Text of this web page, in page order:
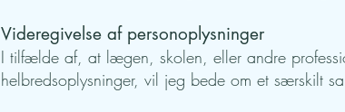
Videregivelse af personoplysninger
I tilfælde af, at lægen, skolen, eller andre
helbredsoplysninger, vil jeg bede om et særskilt